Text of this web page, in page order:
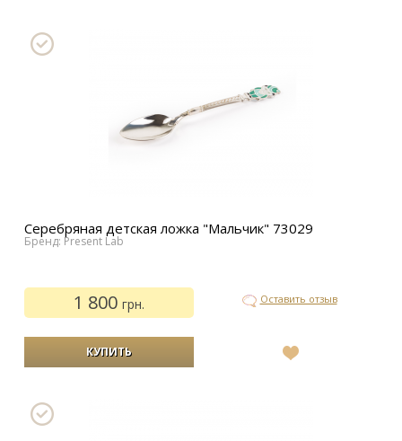
Серебряная детская ложка "Мальчик" 73029
Бренд: Present Lab
1 800грн. Оставить отзыв